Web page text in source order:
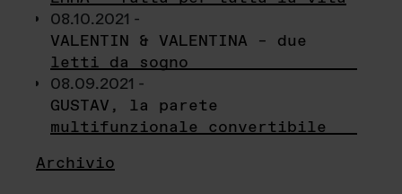
08.10.2021 -
VALENTIN & VALENTINA – due
letti da sogno
08.09.2021 -
GUSTAV, la parete
multifunzionale convertibile
Archivio